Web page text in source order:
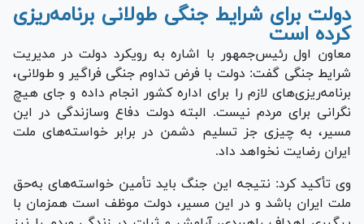
دولت برای شرایط جنگی طولانی برنامه‌ریزی
کرده است
معاون اول رئیس‌جمهور با اشاره به رویکرد دولت در مدیریت
شرایط جنگی گفت: دولت با فرض تداوم جنگی فراگیر و طولانی،
برنامه‌ریزی‌های لازم را برای اداره کشور انجام داده و جای هیچ
نگرانی برای مردم نیست. البته دولت دفاع و‌سازندگی در این
مسیر، به چیزی جز تسلیم دشمن در برابر خواسته‌های ملت
ایران رضایت نخواهد داد.
وی تأکید کرد: نتیجه این جنگ باید تأمین خواسته‌های به‌حق
ملت ایران باشد و در این مسیر، دولت موظف است همزمان با